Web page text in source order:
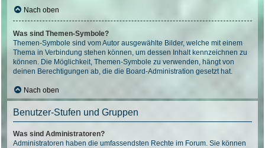
Nach oben
Was sind Themen-Symbole?
Themen-Symbole sind vom Autor ausgewählte Bilder, welche mit einem
Thema in Verbindung stehen können, um dessen Inhalt kennzeichnen zu
können. Die Möglichkeit, Themen-Symbole zu verwenden, hängt von
deinen Berechtigungen ab, die die Board-Administration gesetzt hat.
Nach oben
Benutzer-Stufen und Gruppen
Was sind Administratoren?
Administratoren haben die umfassendsten Rechte im Forum. Sie können